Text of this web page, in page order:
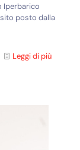
Iperbarico
posto dalla
Leggi di più